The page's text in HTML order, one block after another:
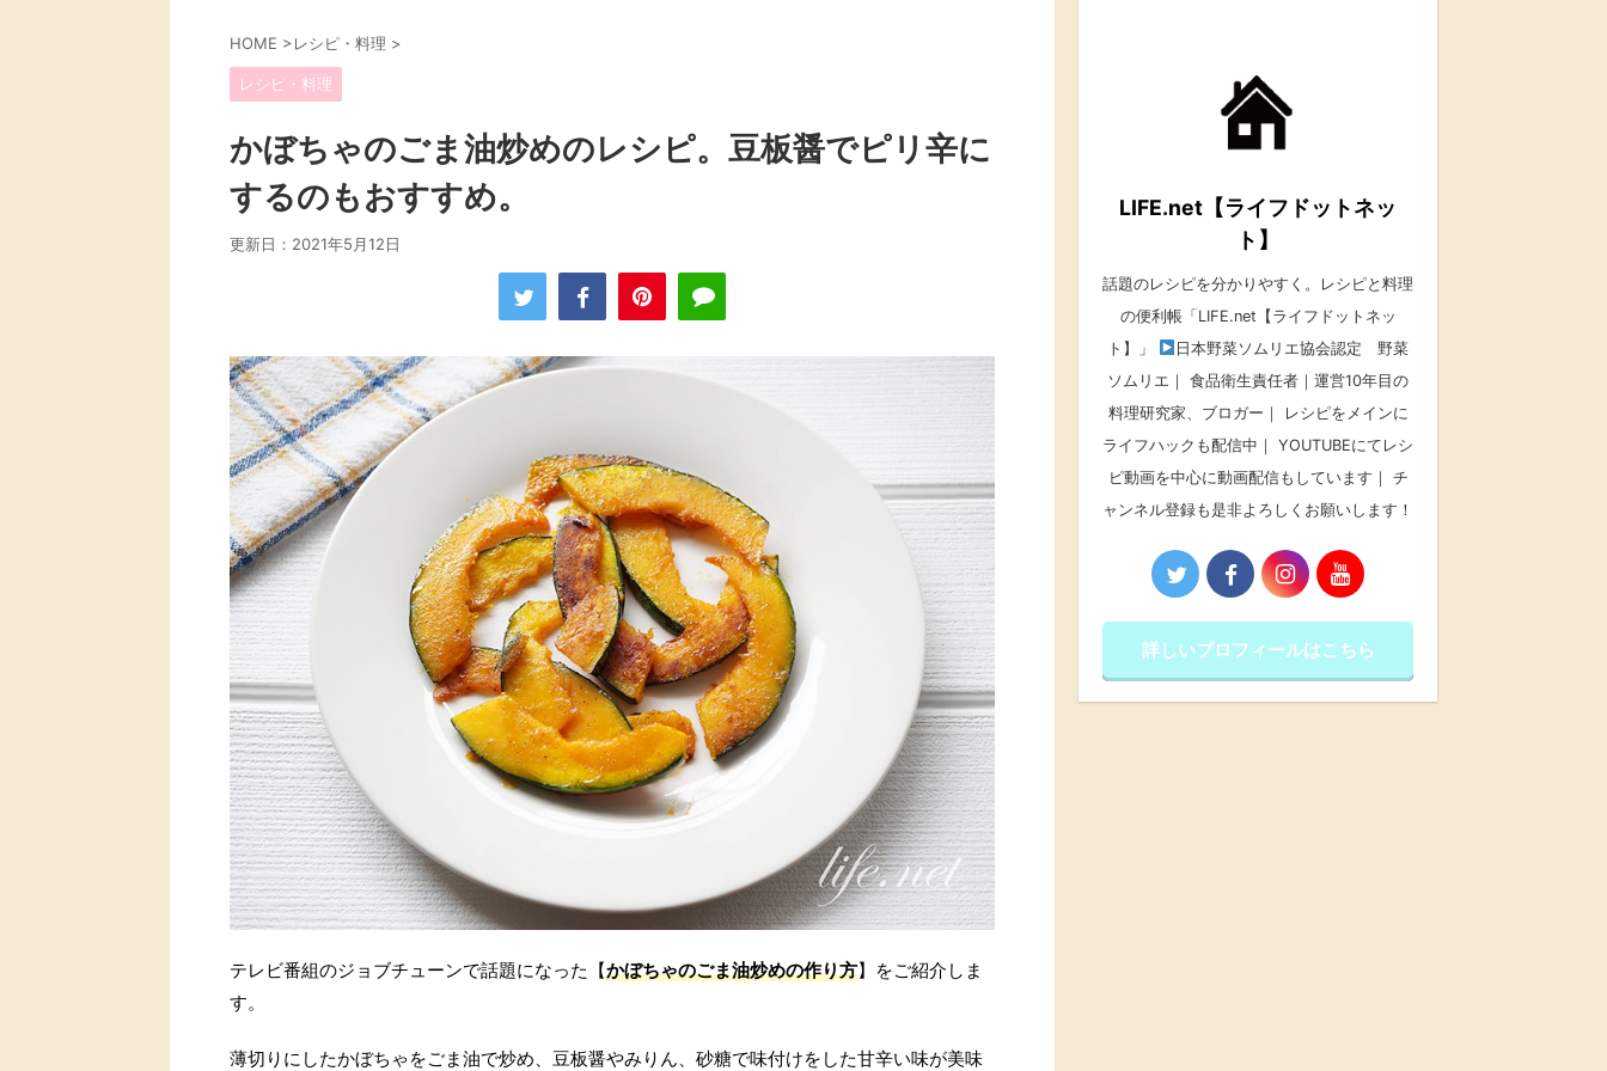
HOME >レシピ・料理 >
レシピ・料理
かぼちゃのごま油炒めのレシピ。豆板醤でピリ辛に
するのもおすすめ。
更新日： 2021年5月12日
テレビ番組のジョブチューンで話題になった【かぼちゃのごま油炒めの作り方】をご紹介しま
す。
薄切りにしたかぼちゃをごま油で炒め、豆板醤やみりん、砂糖で味付けをした甘辛い味が美味
LIFE.net【ライフドットネッ
ト】
話題のレシピを分かりやすく。レシピと料理
の便利帳「LIFE.net【ライフドットネッ
ト】」
日本野菜ソムリエ協会認定 野菜
ソムリエ｜ 食品衛生責任者｜運営10年目の
料理研究家、ブロガー｜ レシピをメインに
ライフハックも配信中｜ YOUTUBEにてレシ
ピ動画を中心に動画配信もしています｜ チ
ャンネル登録も是非よろしくお願いします！
詳しいプロフィールはこちら